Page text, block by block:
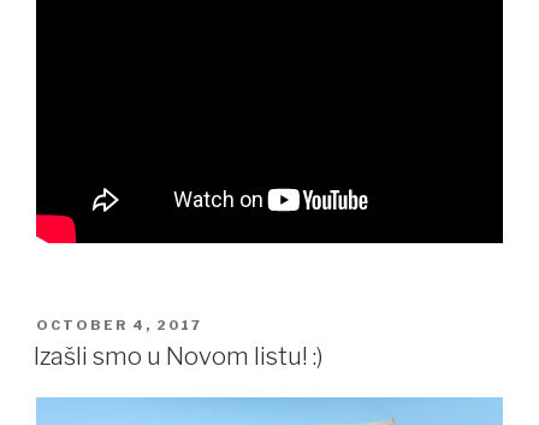
POSTED
ON
OCTOBER 4, 2017
Izašli smo u Novom listu! :)